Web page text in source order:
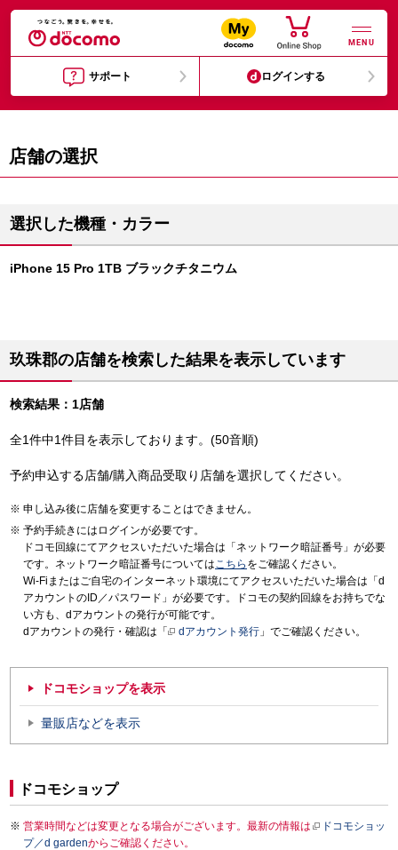
MENU
サポート ログインする
店舗の選択
選択した機種・カラー
iPhone 15 Pro 1TB ブラックチタニウム
玖珠郡の店舗を検索した結果を表示しています
検索結果：1店舗
全1件中1件目を表示しております。(50音順)
予約申込する店舗/購入商品受取り店舗を選択してください。
申し込み後に店舗を変更することはできません。
予約手続きにはログインが必要です。
ドコモ回線にてアクセスいただいた場合は「ネットワーク暗証番号」が必要
です。ネットワーク暗証番号についてはこちら をご確認ください。
Wi-Fiまたはご自宅のインターネット環境にてアクセスいただいた場合は「d
アカウントのID／パスワード」が必要です。ドコモの契約回線をお持ちでな
い方も、dアカウントの発行が可能です。
dアカウントの発行・確認は「
dアカウント発行 」でご確認ください。
ドコモショップを表示
量販店などを表示
ドコモショップ
営業時間などは変更となる場合がございます。最新の情報は
ドコモショッ
プ／d gardenからご確認ください。